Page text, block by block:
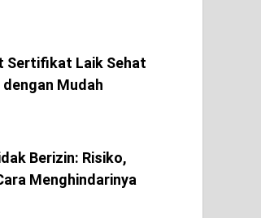
Sertifikat Laik Sehat
Mudah
Berizin: Risiko,
Menghindarinya